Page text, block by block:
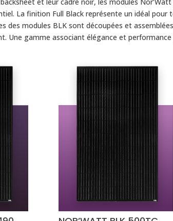
La finition Full Black représente un idéal
des modules BLK sont découpées et
Une gamme associant élégance et